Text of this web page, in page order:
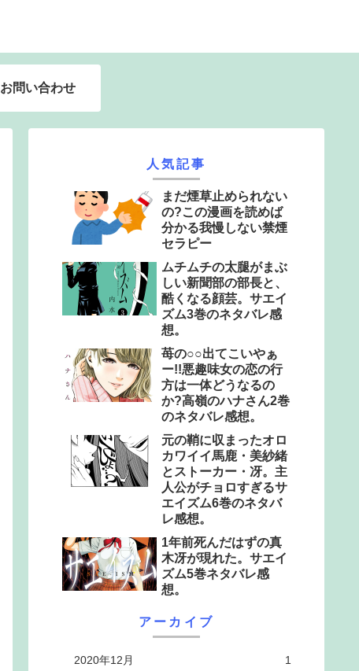
お問い合わせ
人気記事
まだ煙草止められない
の?この漫画を読めば
分かる我慢しない禁煙
セラピー
ムチムチの太腿がまぶ
しい新聞部の部長と、
酷くなる顔芸。サエイ
ズム3巻のネタバレ感
想。
苺の○○出てこいやぁ
ー!!悪趣味女の恋の行
方は一体どうなるの
か?高嶺のハナさん2巻
のネタバレ感想。
元の鞘に収まったオロ
カワイイ馬鹿・美紗緒
とストーカー・冴。主
人公がチョロすぎるサ
エイズム6巻のネタバ
レ感想。
1年前死んだはずの真
木冴が現れた。サエイ
ズム5巻ネタバレ感
想。
アーカイブ
2020年12月 1